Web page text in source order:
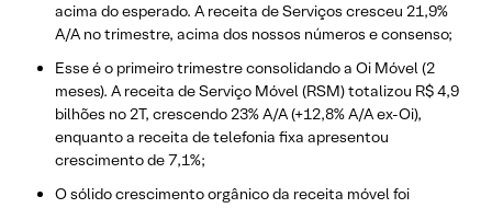
acima do esperado. A receita de Serviços cresceu 21,9%
A/A no trimestre, acima dos nossos números e consenso;
Esse é o primeiro trimestre consolidando a Oi Móvel (2
meses). A receita de Serviço Móvel (RSM) totalizou R$ 4,9
bilhões no 2T, crescendo 23% A/A (+12,8% A/A ex-Oi),
enquanto a receita de telefonia fixa apresentou
crescimento de 7,1%;
O sólido crescimento orgânico da receita móvel foi